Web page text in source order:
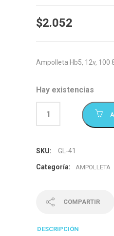
$2.052
Ampolleta Hb5, 12v, 100
Hay existencias
SKU: GL-41
Categoría: AMPOLLETA
COMPARTIR
DESCRIPCIÓN